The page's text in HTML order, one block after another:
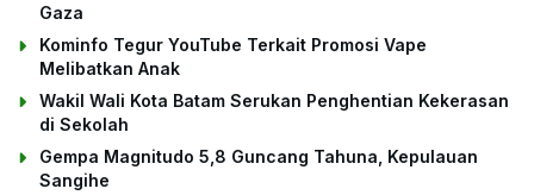
Gaza
Kominfo Tegur YouTube Terkait Promosi Vape
Melibatkan Anak
Wakil Wali Kota Batam Serukan Penghentian Kekerasan
di Sekolah
Gempa Magnitudo 5,8 Guncang Tahuna, Kepulauan
Sangihe